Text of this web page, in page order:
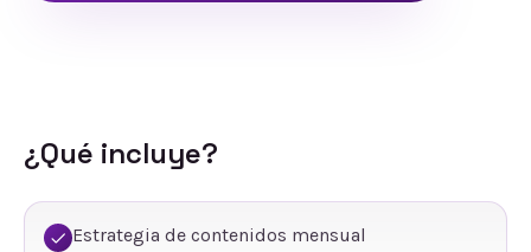
¿Qué incluye?
Estrategia de contenidos mensual